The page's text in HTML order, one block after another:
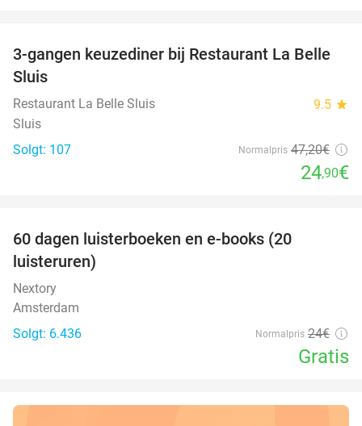
47%
3-gangen keuzediner bij Restaurant La Belle
Sluis
Restaurant La Belle Sluis 9.5 star
Sluis
Solgt: 107
Normalpris 47,20€
24,90€
60 dagen luisterboeken en e-books (20
luisteruren)
Nextory
Amsterdam
Solgt: 6.436
Normalpris 24€
Gratis